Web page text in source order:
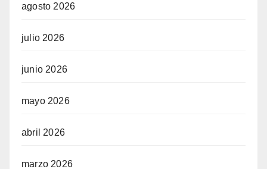
agosto 2026
julio 2026
junio 2026
mayo 2026
abril 2026
marzo 2026